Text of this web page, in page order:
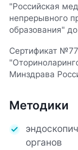
"Российская
непрерывного
образования"
Сертификат
Минздрава
Методики
органов